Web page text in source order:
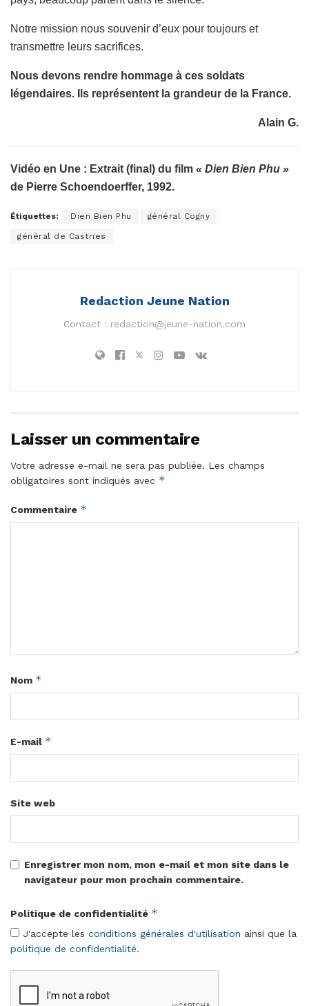
Notre mission nous souvenir d’eux pour toujours et
transmettre leurs sacrifices.
Nous devons rendre hommage à ces soldats
légendaires.
Ils représentent la grandeur de la France.
Alain G.
Vidéo en Une : Extrait (final) du film « Dien Bien Phu »
de Pierre Schoendoerffer, 1992.
Étiquettes: Dien Bien Phu général Cogny
général de Castries
Redaction Jeune Nation
Contact : redaction@jeune-nation.com
Laisser un commentaire
Votre adresse e-mail ne sera pas publiée. Les champs
obligatoires sont indiqués avec *
Commentaire *
Nom *
E-mail *
Site web
Enregistrer mon nom, mon e-mail et mon site dans le
navigateur pour mon prochain commentaire.
Politique de confidentialité *
J'accepte les conditions générales d'utilisation ainsi que la
politique de confidentialité.